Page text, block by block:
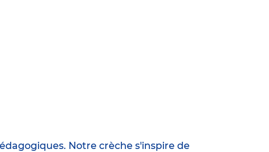
Notre crèche s'inspire de